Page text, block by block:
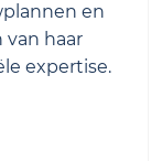
en
haar
expertise.